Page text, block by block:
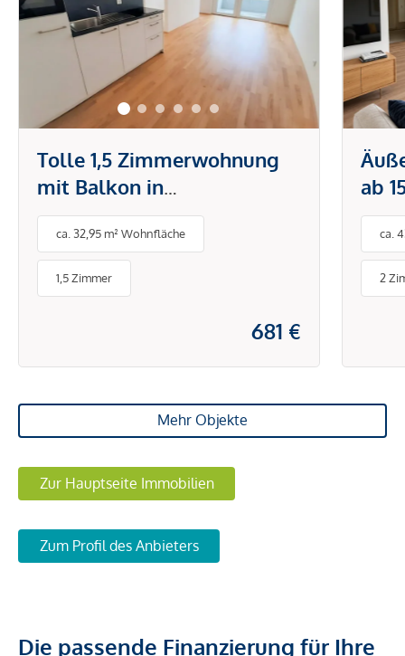
Tolle 1,5 Zimmerwohnung
mit Balkon in
ausgezeichneter Lage und
optimaler
Verkehrsanbindung
ca. 32,95 m² Wohnfläche
1,5 Zimmer
681 €
ab
mit
ca.
2
Mehr Objekte
Zur Hauptseite Immobilien
Zum Profil des Anbieters
Die passende Finanzierung für Ihre